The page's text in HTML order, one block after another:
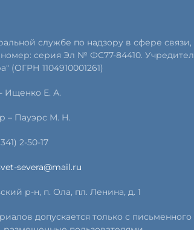
службе по надзору в сфере
серия Эл № ФС77-84410.
(ОГРН 1104910001261)
Ищенко Е. А.
– Пауэрс М. Н.
2-50-17
severa@mail.ru
р-н, п. Ола, пл. Ленина, д. 1
допускается только с